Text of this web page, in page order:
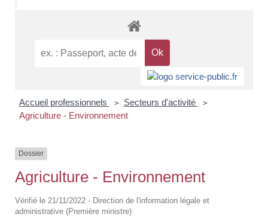
Accueil professionnels > Secteurs d'activité >
Agriculture - Environnement
Dossier
Agriculture - Environnement
Vérifié le 21/11/2022 - Direction de l'information légale et
administrative (Première ministre)